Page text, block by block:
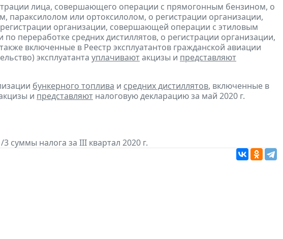
лица, совершающего операции с прямогонным бензином, о
или ортоксилолом, о регистрации организации,
организации, совершающей операции с этиловым
переработке средних дистиллятов, о регистрации организации,
включенные в Реестр эксплуатантов гражданской авиации
эксплуатанта уплачиваютакцизы и представляют
бункерного топлива и средних дистиллятов, включенные в
и представляют налоговую декларацию за май 2020 г.
3 суммы налога за III квартал 2020 г.